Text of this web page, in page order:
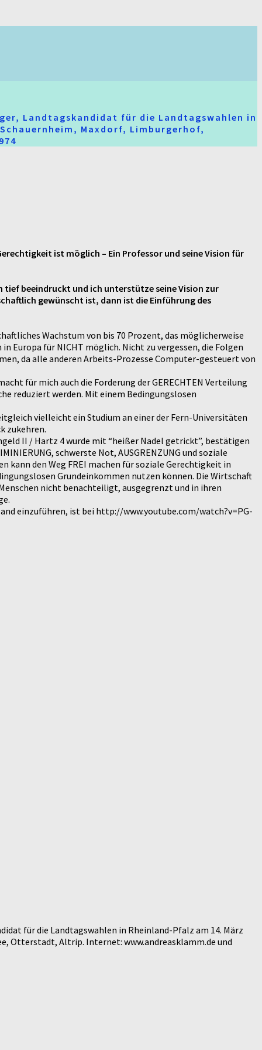
Landtagskandidat für die Landtagswahlen in
Maxdorf, Limburgerhof,
ist möglich – Ein Professor und seine Vision für
tief beeindruckt und ich unterstütze seine Vision zur
gewünscht ist, dann ist die Einführung des
Wachstum von bis 70 Prozent, das möglicherweise
Europa für NICHT möglich. Nicht zu vergessen, die Folgen
da alle anderen Arbeits-Prozesse Computer-gesteuert von
für mich auch die Forderung der GERECHTEN Verteilung
reduziert werden. Mit einem Bedingungslosen
vielleicht ein Studium an einer der Fern-Universitäten
zukehren.
II / Hartz 4 wurde mit “heißer Nadel getrickt”, bestätigen
schwerste Not, AUSGRENZUNG und soziale
kann den Weg FREI machen für soziale Gerechtigkeit in
Grundeinkommen nutzen können. Die Wirtschaft
nicht benachteiligt, ausgegrenzt und in ihren
einzuführen, ist bei http://www.youtube.com/watch?v=PG-
für die Landtagswahlen in Rheinland-Pfalz am 14. März
Otterstadt, Altrip. Internet: www.andreasklamm.de und